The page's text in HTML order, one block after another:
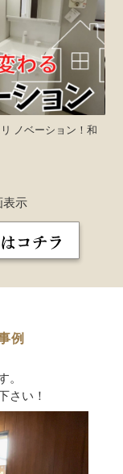
ノベーション！和
表示
例
。
さい！